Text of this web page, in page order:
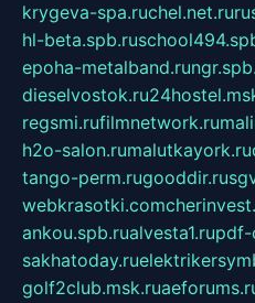
krygeva-spa.ruchel.net.ru
hl-beta.spb.ru
epoha-metalband.ru
dieselvostok.ru
regsmi.rufilmnetwork.ru
h2o-salon.rumalutkayork.ru
tango-perm.rugooddir.ru
webkrasotki.com
ankou.spb.rualvesta1.rupdf-
sakhatoday.ru
golf2club.msk.ru